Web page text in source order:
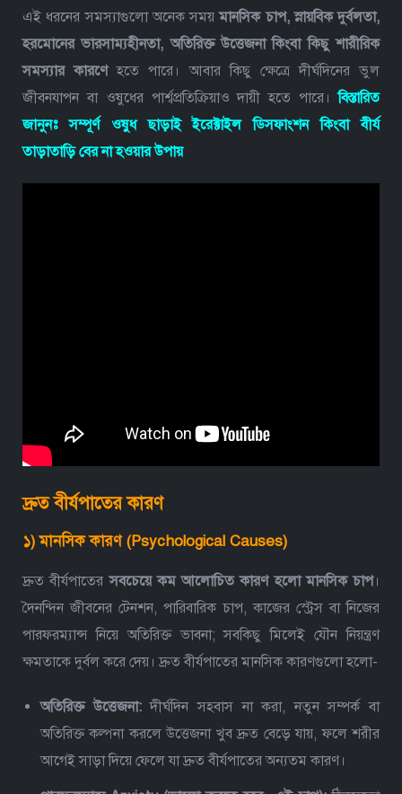
এই ধরনের সমস্যাগুলো অনেক সময়মানসিক চাপ, স্নায়বিক দুর্বলতা,
হরমোনের ভারসাম্যহীনতা, অতিরিক্ত উত্তেজনা কিংবা কিছু শারীরিক
সমস্যার কারণেহতে পারে। আবার কিছু ক্ষেত্রে দীর্ঘদিনের ভুল
জীবনযাপন বা ওষুধের পার্শ্বপ্রতিক্রিয়াও দায়ী হতে পারে।বিস্তারিত
জানুনঃসম্পূর্ণ ওষুধ ছাড়াই ইরেক্টাইল ডিসফাংশন কিংবা বীর্য
তাড়াতাড়ি বের না হওয়ার উপায়
দ্রুত বীর্যপাতের কারণ
১) মানসিক কারণ (Psychological Causes)
দ্রুত বীর্যপাতের সবচেয়ে কম আলোচিত কারণ হলো মানসিক চাপ।
দৈনন্দিন জীবনের টেনশন, পারিবারিক চাপ, কাজের স্ট্রেস বা নিজের
পারফরম্যান্স নিয়ে অতিরিক্ত ভাবনা; সবকিছু মিলেই যৌন নিয়ন্ত্রণ
ক্ষমতাকে দুর্বল করে দেয়।দ্রুত বীর্যপাতের মানসিক কারণগুলো হলো-
অতিরিক্ত উত্তেজনা:দীর্ঘদিন সহবাস না করা, নতুন সম্পর্ক বা
অতিরিক্ত কল্পনা করলে উত্তেজনা খুব দ্রুত বেড়ে যায়, ফলে শরীর
আগেই সাড়া দিয়ে ফেলে যা দ্রুত বীর্যপাতের অন্যতম কারণ।